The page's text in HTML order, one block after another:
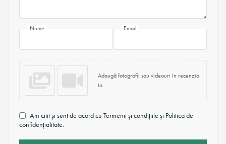
Nume Email
Adaugă fotografii sau videouri în recenzia
ta
Am citit și sunt de acord cu Termenii și condițiile și Politica de
confidențialitate.